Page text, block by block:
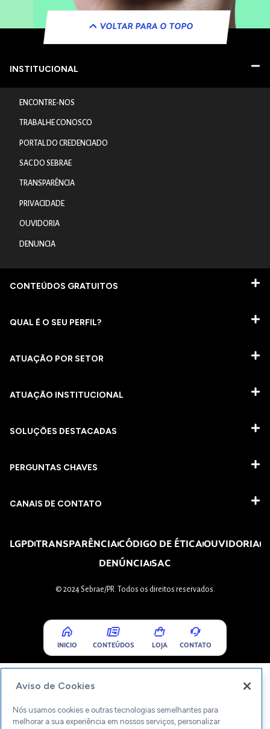
VOLTAR PARA O TOPO
INSTITUCIONAL
ENCONTRE-NOS
TRABALHE CONOSCO
PORTAL DO CREDENCIADO
SAC DO SEBRAE
TRANSPARÊNCIA
PRIVACIDADE
OUVIDORIA
DENUNCIA
CONTEÚDOS GRATUITOS
QUAL É O SEU PERFIL?
ATUAÇÃO POR SETOR
ATUAÇÃO INSTITUCIONAL
SOLUÇÕES DESTACADAS
PERGUNTAS CHAVES​
CANAIS DE CONTATO
LGPDTRANSPARÊNCIACÓDIGO DE ÉTICAOUVIDORIA
DENÚNCIASAC
© 2024 Sebrae/PR. Todos os direitos reservados.
INICIO CONTEÚDOS LOJA CONTATO
Aviso de Cookies
Nós usamos cookies e outras tecnologias semelhantes para
melhorar a sua experiência em nossos serviços, personalizar